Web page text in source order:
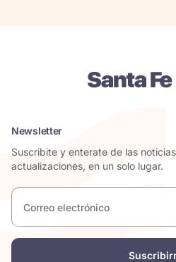
Newsletter
Suscribite y enterate de las
actualizaciones, en un solo lugar.
Correo
electrónico *